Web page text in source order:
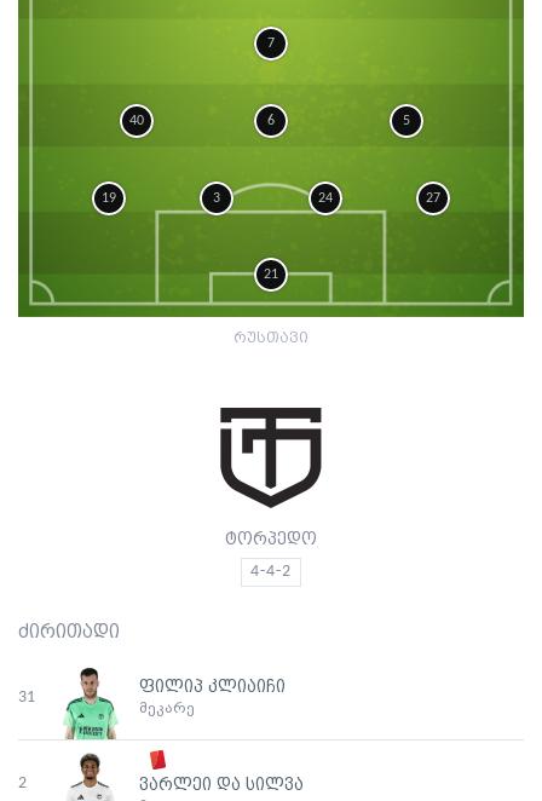
ტორპედო
4-4-2
ძირითადი
31
ფილიპ კლიაიჩი
მეკარე
2 ვარლეი და სილვა
21
27
24
3
19
5
6
40
7
რუსთავი